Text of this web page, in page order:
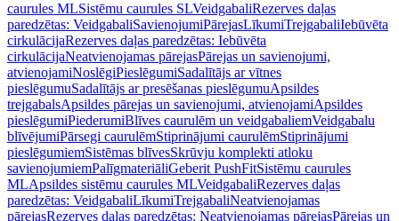
caurules MLSistēmu caurules SLVeidgabaliRezerves daļas
paredzētas: VeidgabaliSavienojumiPārejasLīkumiTrejgabaliIebūvēta
cirkulācijaRezerves daļas paredzētas: Iebūvēta
cirkulācijaNeatvienojamas pārejasPārejas un savienojumi,
atvienojamiNoslēgiPieslēgumiSadalītājs ar vītnes
pieslēgumuSadalītājs ar presēšanas pieslēgumuApsildes
trejgabalsApsildes pārejas un savienojumi, atvienojamiApsildes
pieslēgumiPiederumiBlīves caurulēm un veidgabaliemVeidgabalu
blīvējumiPārsegi caurulēmStiprinājumi caurulēmStiprinājumi
pieslēgumiemSistēmas blīvesSkrūvju komplekti atloku
savienojumiemPalīgmateriāliGeberit PushFitSistēmu caurules
MLApsildes sistēmu caurules MLVeidgabaliRezerves daļas
paredzētas: VeidgabaliLīkumiTrejgabaliNeatvienojamas
pārejasRezerves daļas paredzētas: Neatvienojamas pārejasPārejas un